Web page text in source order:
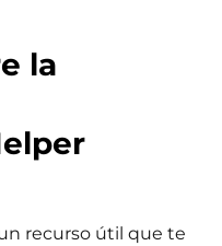
la
recurso útil que te